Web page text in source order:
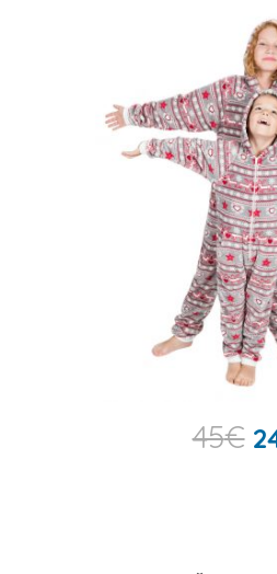
45€